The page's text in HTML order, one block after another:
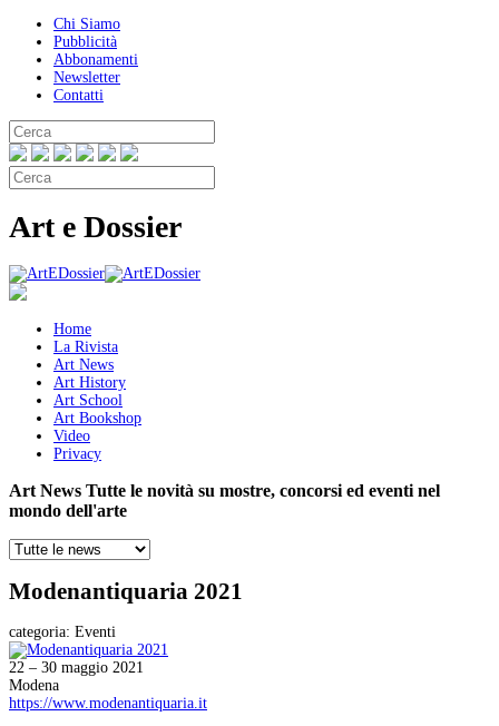
Chi Siamo
Pubblicità
Abbonamenti
Newsletter
Contatti
Art e Dossier
Home
La Rivista
Art News
Art History
Art School
Art Bookshop
Video
Privacy
Art News Tutte le novità su mostre, concorsi ed eventi nel
mondo dell'arte
Modenantiquaria 2021
categoria: Eventi
22 – 30 maggio 2021
Modena
https://www.modenantiquaria.it